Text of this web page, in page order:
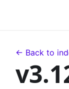
← Back to